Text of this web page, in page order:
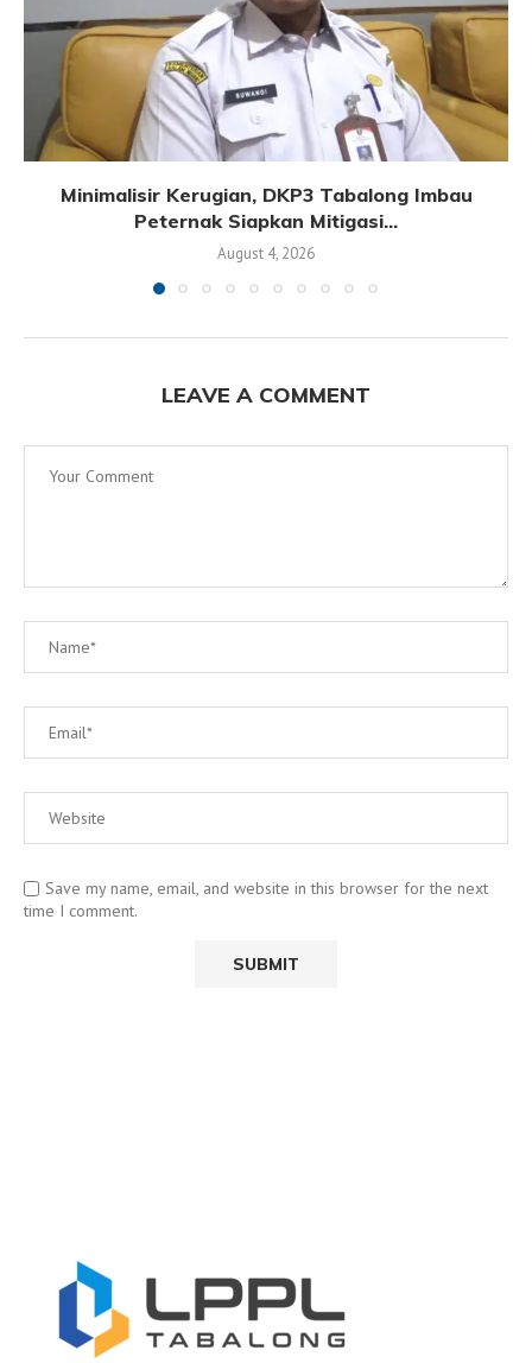
Minimalisir Kerugian, DKP3 Tabalong Imbau
Peternak Siapkan Mitigasi...
August 4, 2026
LEAVE A COMMENT
Save my name, email, and website in this browser for the next
time I comment.